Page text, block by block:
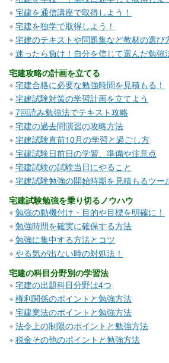
宅建を通信講座で取得しよう！
宅建を独学で取得しよう！
宅建のテキストや問題集など教材の選び
迷ったら負け！自分を信じて選んだ勉強
宅建攻略の計画を立てる
宅建合格に必要な勉強時間を見積もる！
宅建試験対策の学習計画を立てよう
7回読み勉強法でテキスト攻略
宅建の過去問演習の攻略方法
宅建試験直前10月の学習と過ごし方
宅建試験日前日の学習、準備や注意点
宅建試験の試験当日にやること
宅建試験勉強の開始時期を見積もるツー
宅建試験勉強を乗り切るノウハウ
勉強の動機付け・目的や目標を明確に！
勉強時間を確実に確保する方法
勉強に集中する方法とコツ
やる気が出ない時の対処法！
宅建の科目分野別の学習法
宅建の出題科目分野は4つ
権利関係のポイントと勉強方法
宅建業法のポイントと勉強方法
法令上の制限のポイントと勉強方法
税金その他のポイントと勉強方法